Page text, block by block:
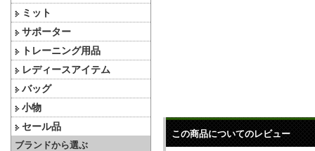
ミット
サポーター
トレーニング用品
レディースアイテム
バッグ
小物
セール品
ブランドから選ぶ
この商品についてのレビュー